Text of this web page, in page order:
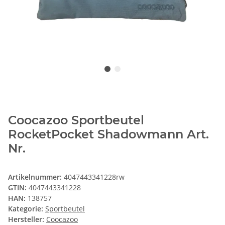
Coocazoo Sportbeutel
RocketPocket Shadowmann Art.
Nr.
Artikelnummer: 4047443341228rw
GTIN: 4047443341228
HAN: 138757
Kategorie: Sportbeutel
Hersteller: Coocazoo